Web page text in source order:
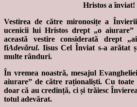
Hristos a înviat!
Vestirea de către mironosițe a
ucenicii lui Hristos drept „o
această vestire considerată drept
fiAdevărul. Iisus Cel Înviat s-a arătat
multe rânduri.
În vremea noastră, mesajul
aiurare” de către raționaliști. Cu toate
doar că au credință, ci și trăiesc
totul adevărat.